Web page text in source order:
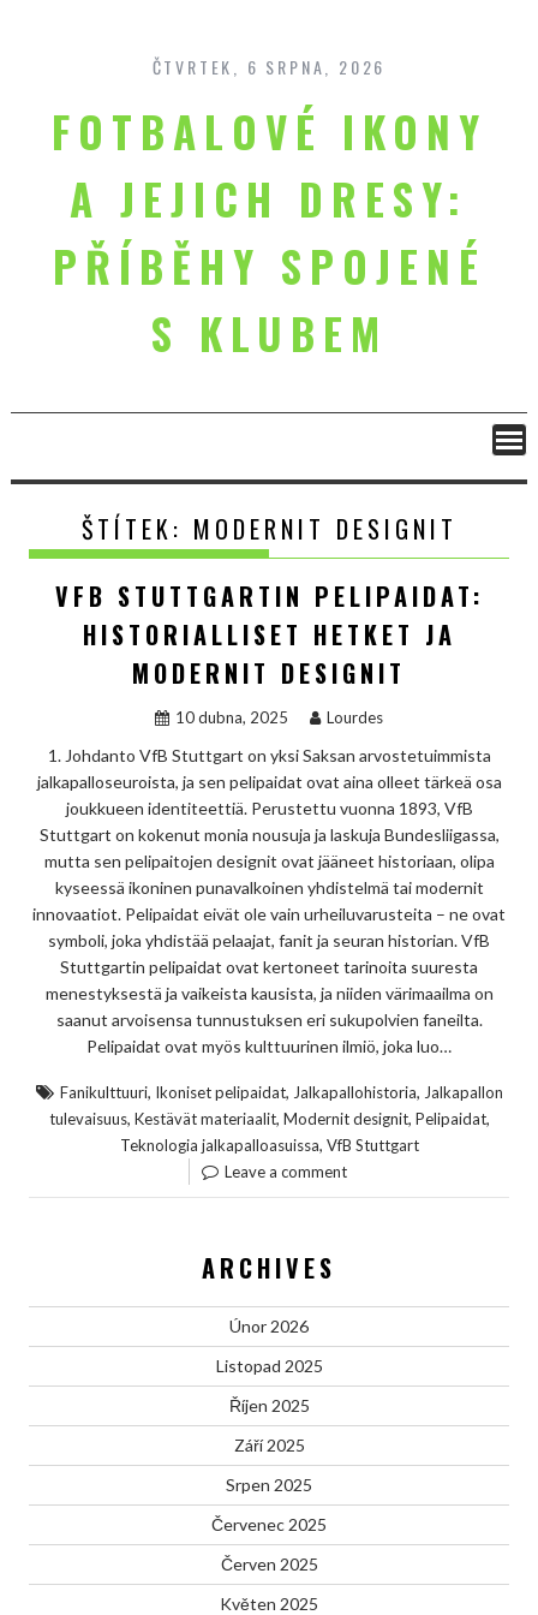
content
ČTVRTEK, 6 SRPNA, 2026
FOTBALOVÉ IKONY
A JEJICH DRESY:
PŘÍBĚHY SPOJENÉ
S KLUBEM
ŠTÍTEK: MODERNIT DESIGNIT
VFB STUTTGARTIN PELIPAIDAT:
HISTORIALLISET HETKET JA
MODERNIT DESIGNIT
10 dubna, 2025 Lourdes
1. Johdanto VfB Stuttgart on yksi Saksan arvostetuimmista
jalkapalloseuroista, ja sen pelipaidat ovat aina olleet tärkeä osa
joukkueen identiteettiä. Perustettu vuonna 1893, VfB
Stuttgart on kokenut monia nousuja ja laskuja Bundesliigassa,
mutta sen pelipaitojen designit ovat jääneet historiaan, olipa
kyseessä ikoninen punavalkoinen yhdistelmä tai modernit
innovaatiot. Pelipaidat eivät ole vain urheiluvarusteita – ne ovat
symboli, joka yhdistää pelaajat, fanit ja seuran historian. VfB
Stuttgartin pelipaidat ovat kertoneet tarinoita suuresta
menestyksestä ja vaikeista kausista, ja niiden värimaailma on
saanut arvoisensa tunnustuksen eri sukupolvien faneilta.
Pelipaidat ovat myös kulttuurinen ilmiö, joka luo…
Fanikulttuuri, Ikoniset pelipaidat, Jalkapallohistoria, Jalkapallon
tulevaisuus, Kestävät materiaalit, Modernit designit, Pelipaidat,
Teknologia jalkapalloasuissa, VfB Stuttgart
Leave a comment
ARCHIVES
Únor 2026
Listopad 2025
Říjen 2025
Září 2025
Srpen 2025
Červenec 2025
Červen 2025
Květen 2025